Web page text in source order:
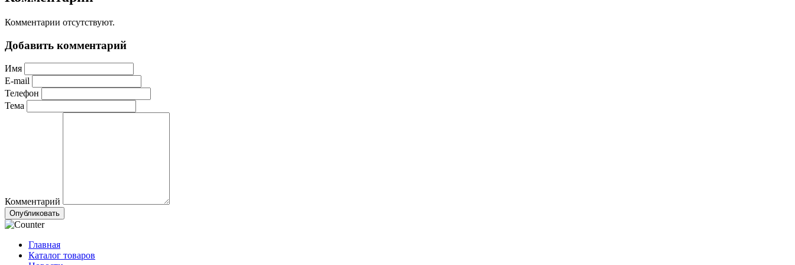
Комментарии отсутствуют.
Добавить комментарий
Имя
E-mail
Телефон
Тема
Комментарий
Опубликовать
Главная
Каталог товаров